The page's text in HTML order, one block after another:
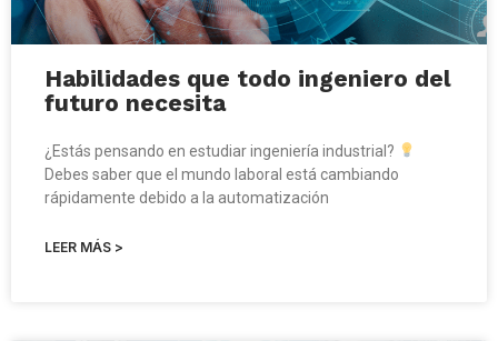
Habilidades que todo ingeniero del
futuro necesita
¿Estás pensando en estudiar ingeniería industrial?
Debes saber que el mundo laboral está cambiando
rápidamente debido a la automatización
LEER MÁS >